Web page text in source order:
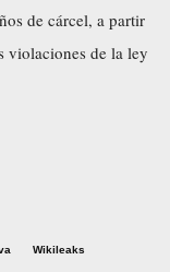
de cárcel, a partir
violaciones de la ley
Wikileaks